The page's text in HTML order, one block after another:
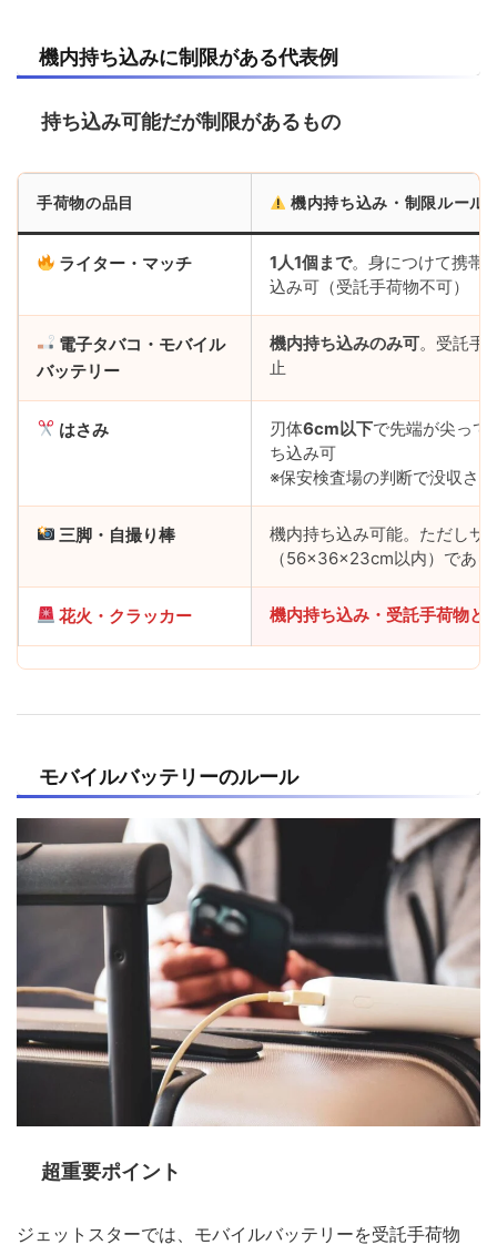
機内持ち込みに制限がある代表例
持ち込み可能だが制限があるもの
手荷物の品目 機内持ち込み・制限ルール
ライター・マッチ 1人1個まで。身につけて携帯
込み可（受託手荷物不可）
電子タバコ・モバイル
バッテリー
機内持ち込みのみ可。受託手
止
はさみ 刃体6cm以下で先端が尖って
ち込み可
※保安検査場の判断で没収さ
三脚・自撮り棒
機内持ち込み可能。ただしサ
（56×36×23cm以内）であ
花火・クラッカー 機内持ち込み・受託手荷物と
モバイルバッテリーのルール
超重要ポイント
ジェットスターでは、モバイルバッテリーを受託手荷物